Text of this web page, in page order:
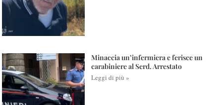
Minaccia un’infermiera e ferisce un
carabiniere al Serd. Arrestato
Leggi di più »